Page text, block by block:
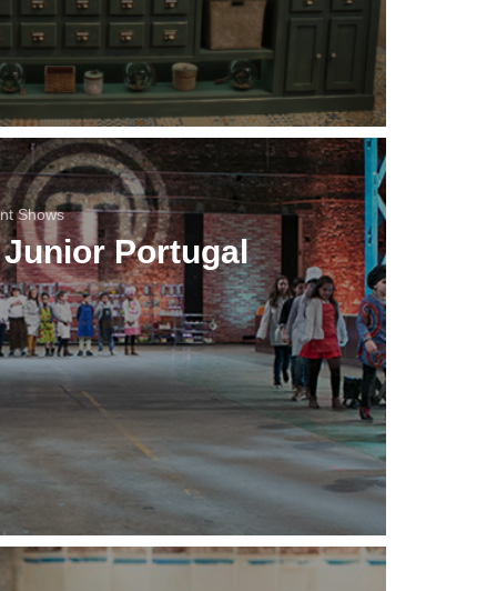
Portugal
Shows